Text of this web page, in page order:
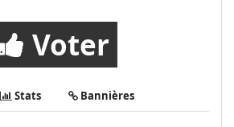
Voter
Stats Bannières